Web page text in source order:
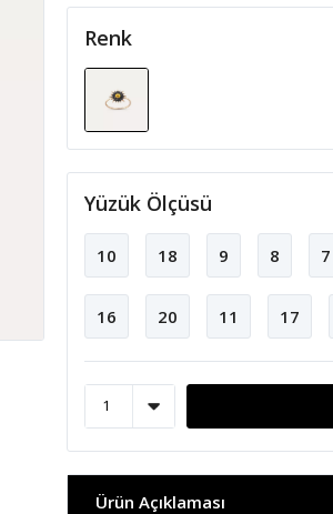
Renk
Yüzük Ölçüsü
10 18 9 8 7
16 20 11 17
Ürün Açıklaması